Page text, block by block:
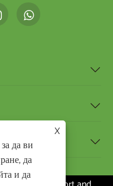



X
да ви
да
и да